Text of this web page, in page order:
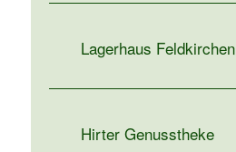
Lagerhaus Feldkirchen
Hirter Genusstheke